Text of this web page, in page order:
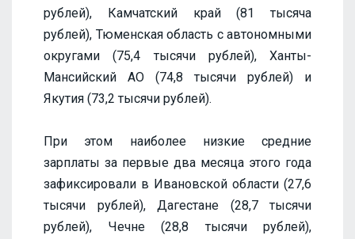
рублей), Камчатский край (81 тысяча
рублей), Тюменская область с автономными
округами (75,4 тысячи рублей), Ханты-
Мансийский АО (74,8 тысячи рублей) и
Якутия (73,2 тысячи рублей).
При этом наиболее низкие средние
зарплаты за первые два месяца этого года
зафиксировали в Ивановской области (27,6
тысячи рублей), Дагестане (28,7 тысячи
рублей), Чечне (28,8 тысячи рублей),